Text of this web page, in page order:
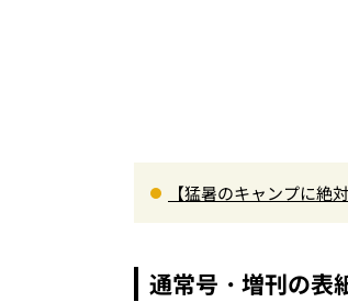
【猛暑のキャンプに絶
通常号・増刊の表